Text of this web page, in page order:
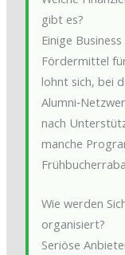
gibt es?
Einige
Fördermittel
lohnt sich, bei
nach
manche
Wie werden
organisiert?
Seriöse